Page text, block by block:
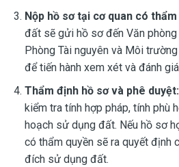
Nộp hồ sơ tại cơ quan có thẩm
đất sẽ gửi hồ sơ đến Văn
Phòng Tài nguyên và Môi
để tiến hành xem xét và đánh
Thẩm định hồ sơ và phê duyệt:
kiểm tra tính hợp pháp, tính phù
hoạch sử dụng đất. Nếu hồ sơ
có thẩm quyền sẽ ra quyết định
đích sử dụng đất.